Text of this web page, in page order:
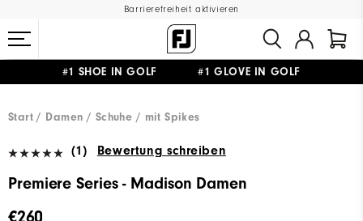
Barrierefreiheit aktivieren
#1 SHOE IN GOLF #1 GLOVE IN GOLF
Start
Damen Schuhe mit Spikes
(1) Bewertung schreiben
Premiere Series - Madison Damen